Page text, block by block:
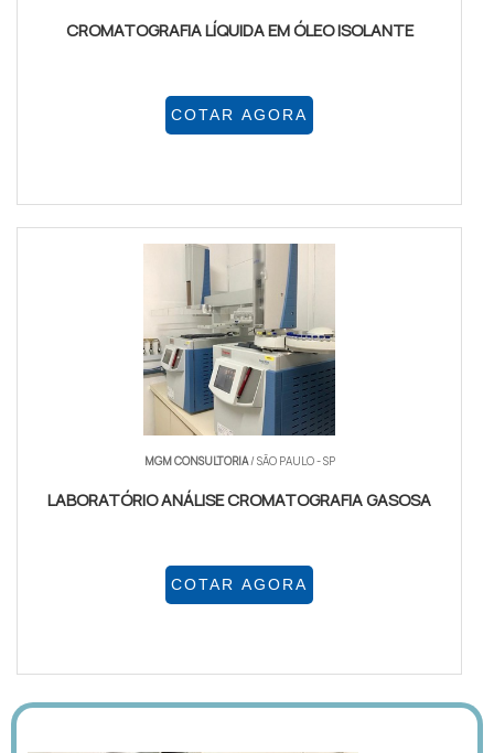
CROMATOGRAFIA LÍQUIDA EM ÓLEO ISOLANTE
COTAR AGORA
MGM CONSULTORIA/ SÃO PAULO - SP
LABORATÓRIO ANÁLISE CROMATOGRAFIA GASOSA
COTAR AGORA